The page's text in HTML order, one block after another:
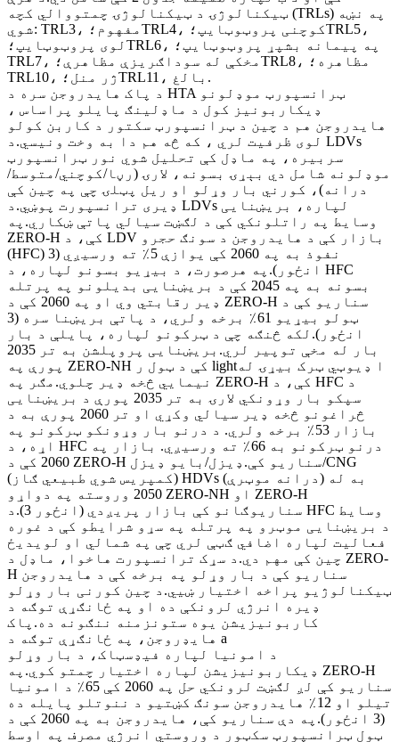
ټیکنالوژۍ د ټیکنالوژۍ چمتووالي کچه (TRLs) په نښه
شوي: TRL3، مفهوم؛TRL4، کوچنی پروټوټایپ؛TRL5،
لوی پروټوټایپ؛TRL6، په پیمانه بشپړ پروټوټایپ؛
TRL7، مخکې له سوداګریزې مظاهرې؛TRL8، مظاهره؛
TRL10، ژر منل؛TRL11، بالغ.
د پاک هایدروجن سره د HTA ټرانسپورټ موډلونو
ډیکاربونیز کول د ماډلینګ پایلو پراساس ،
هایدروجن هم د چین د ټرانسپورټ سکتور د کاربن کولو
لوی ظرفیت لري ، که څه هم دا به وخت ونیسي.د LDVs
سربیره، په ماډل کې تحلیل شوي نور ټرانسپورټ
موډلونه شامل دي بېړۍ بسونه، لارۍ (رڼا/کوچني/متوسط/
درانه)، کورني بار وړلو او ریل پټلۍ چې په چین کې
ډیری ترانسپورت پوښي.د LDVs لپاره، بریښنایی
وسایط په راتلونکي کې د لګښت سیالي پاتې ښکاري.په
ZERO-H کې، د LDV بازار کې د هایدروجن د سونګ حجرو
(HFC) نفوذ به په 2060 کې یوازې 5٪ ته ورسیږي (3
انځور).په هرصورت، د بیړیو بسونو لپاره، د HFC
بسونه به په 2045 کې د بریښنایی بدیلونو په پرتله
ډیر رقابتي وي او په 2060 کې د ZERO-H سناریو کې د
ټولو بیړیو 61٪ برخه ولري، د پاتې بریښنا سره (3
انځور).لکه څنګه چې د ټرکونو لپاره، پایلې د بار
بار له مخې توپیر لري.بریښنایی پروپلشن به تر 2035
پورې په ZERO-NH کې د ټول ر lightا ډیوټي ټرک بیړۍ له
نیمایي څخه ډیر چلوي.مګر په ZERO-H کې، د HFC د
سپکو بار وړونکي لارۍ به تر 2035 پورې د بریښنایی
څراغونو څخه ډیر سیالي وکړي او تر 2060 پورې به د
بازار 53٪ برخه ولري. د درنو بار وړونکو ټرکونو په
اړه، د HFC درنو ټرکونو به 66٪ ته ورسیږي. بازار په
2060 کې د ZERO-H سناریو کې.ډیزل/بایو ډیزل/CNG
(کمپریس شوي طبیعي ګاز) HDVs (درانه موټرې) به له
2050 وروسته په دواړو ZERO-NH او ZERO-H
سناریوګانو کې بازار پریږدي (انځور 3).د HFC وسایط
د بریښنایی موټرو په پرتله په سړو شرایطو کې د غوره
فعالیت لپاره اضافي ګټې لري چې په شمالي او لویدیځ
چین کې مهم دي.د سړک ترانسپورت هاخوا، ماډل د ZERO-
H سناریو کې د بار وړلو په برخه کې د هایدروجن
ټیکنالوژیو پراخه اختیار ښیي.د چین کورنی بار وړلو
ډیره انرژي لرونکې ده او په ځانګړې توګه د
کاربونیزیشن یوه ستونزمنه ننګونه ده.پاک
هایډروجن، په ځانګړې توګه د a
د امونیا لپاره فیډسټاک، د بار وړلو
ډیکاربونیزیشن لپاره اختیار چمتو کوي.په ZERO-H
سناریو کې لږ لګښت لرونکي حل په 2060 کې 65٪ د امونیا
تیلو او 12٪ هایدروجن سونګ کښتیو د ننوتلو پایله ده
(3 انځور).په دې سناریو کې، هایدروجن به په 2060 کې د
ټول ټرانسپورټ سکټور د وروستي انرژي مصرف په اوسط